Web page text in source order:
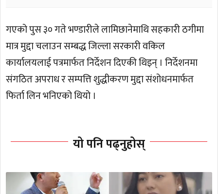
गएको पुस ३० गते भण्डारीले लामिछानेमाथि सहकारी ठगीमा
मात्र मुद्दा चलाउन सम्बद्ध जिल्ला सरकारी वकिल
कार्यालयलाई पत्रमार्फत निर्देशन दिएकी थिइन् । निर्देशनमा
संगठित अपराध र सम्पत्ति शुद्धीकरण मुद्दा संशोधनमार्फत
फिर्ता लिन भनिएको थियो ।
यो पनि पढ्नुहोस्